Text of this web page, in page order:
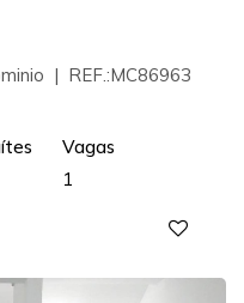
| REF.:MC86963
Vagas
1